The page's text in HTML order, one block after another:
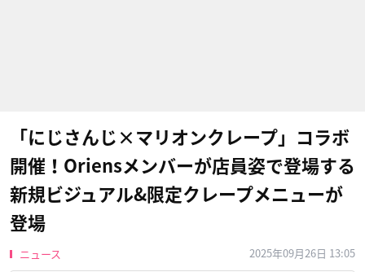
「にじさんじ×マリオンクレープ」コラボ
開催！Oriensメンバーが店員姿で登場する
新規ビジュアル&限定クレープメニューが
登場
ニュース 2025年09月26日 13:05